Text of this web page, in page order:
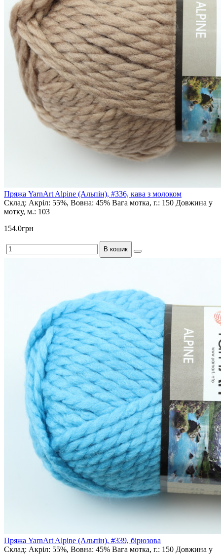
Пряжа YarnArt Alpine (Альпін), #336, кава з молоком
Склад: Акріл: 55%, Вовна: 45% Вага мотка, г.: 150 Довжина у
мотку, м.: 103
154.0грн
В кошик
Пряжа YarnArt Alpine (Альпін), #339, бірюзова
Склад: Акріл: 55%, Вовна: 45% Вага мотка, г.: 150 Довжина у